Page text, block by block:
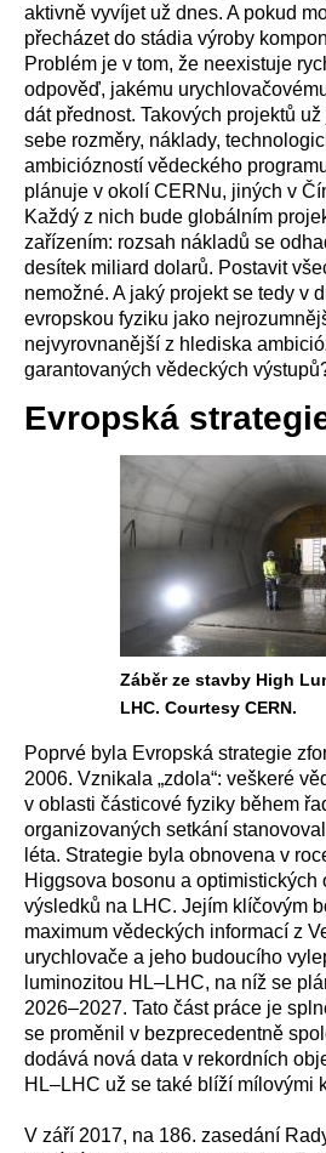
aktivně vyvíjet už dnes. A pokud
přecházet do stádia výroby
Problém je v tom, že neexistuje
odpověď, jakému
dát přednost. Takových projektů
sebe rozměry, náklady,
ambiciózností vědeckého
plánuje v okolí CERNu, jiných v
Každý z nich bude globálním
zařízením: rozsah nákladů se
desítek miliard dolarů. Postavit
nemožné. A jaký projekt se tedy v
evropskou fyziku jako
nejvyrovnanější z hlediska
garantovaných vědeckých
Evropská
Záběr ze stavby High
LHC. Courtesy CERN.
Poprvé byla Evropská strategie
2006. Vznikala „zdola“: veškeré
v oblasti částicové fyziky během
organizovaných setkání
léta. Strategie byla obnovena v
Higgsova bosonu a optimistických
výsledků na LHC. Jejím klíčovým
maximum vědeckých informací z
urychlovače a jeho budoucího
luminozitou HL–LHC, na níž se
2026–2027. Tato část práce je
se proměnil v bezprecedentně
dodává nová data v rekordních
HL–LHC už se také blíží mílovými
V září 2017, na 186. zasedání